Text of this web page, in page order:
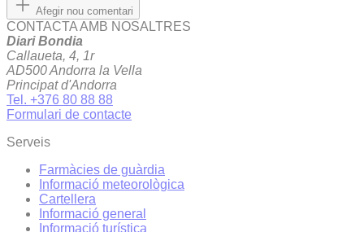
Afegir nou comentari
CONTACTA AMB NOSALTRES
Diari Bondia
Callaueta, 4, 1r
AD500 Andorra la Vella
Principat d'Andorra
Tel. +376 80 88 88
Formulari de contacte
Serveis
Farmàcies de guàrdia
Informació meteorològica
Cartellera
Informació general
Informació turística